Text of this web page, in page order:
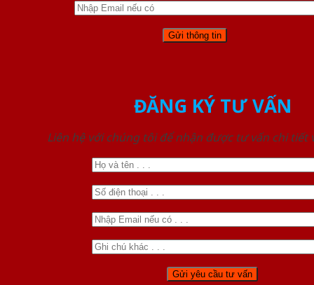
ĐĂNG KÝ TƯ VẤN
Liên hệ với chúng tôi để nhận được tư vấn chi tiết